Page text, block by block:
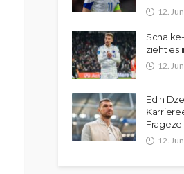
12.
zieht es
12.
Edin
12.